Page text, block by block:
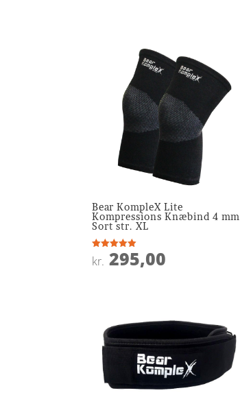
Bear KompleX Lite
Kompressions Knæbind 4 mm
Sort str. XL
Vurderet
5
kr. 295,00